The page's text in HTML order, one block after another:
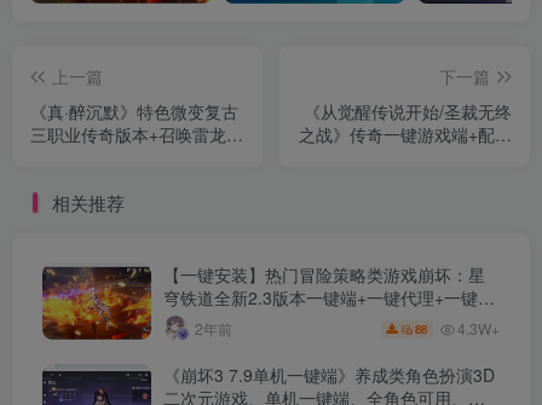
上一篇
《真·醉沉默》特色微变复古
三职业传奇版本+召唤雷龙
陆器
下一篇
《从觉醒传说开始/圣裁无终
之战》传奇一键游戏端+配套
相关推荐
【一键安装】热门冒险策略类游戏崩坏：星
穹铁道全新2.3版本一键端+一键代理+一键启
动+免虚拟机
2年前 88 4.3W+
《崩坏3 7.9单机一键端》养成类角色扮演3D
二次元游戏、单机一键端、全角色可用、无